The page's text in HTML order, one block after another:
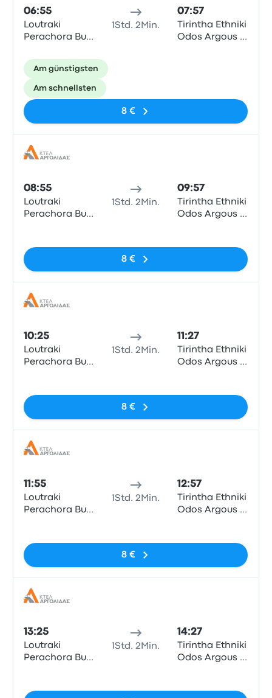
06:55
Loutraki
Perachora Bus
1Std. 2Min.
07:57
Tirintha Ethniki
Odos Argous -
Am günstigsten
Am schnellsten
8 €
08:55
Loutraki
Perachora Bus
1Std. 2Min.
09:57
Tirintha Ethniki
Odos Argous -
8 €
10:25
Loutraki
Perachora Bus
1Std. 2Min.
11:27
Tirintha Ethniki
Odos Argous -
8 €
11:55
Loutraki
Perachora Bus
1Std. 2Min.
12:57
Tirintha Ethniki
Odos Argous -
8 €
13:25
Loutraki
Perachora Bus
1Std. 2Min.
14:27
Tirintha Ethniki
Odos Argous -